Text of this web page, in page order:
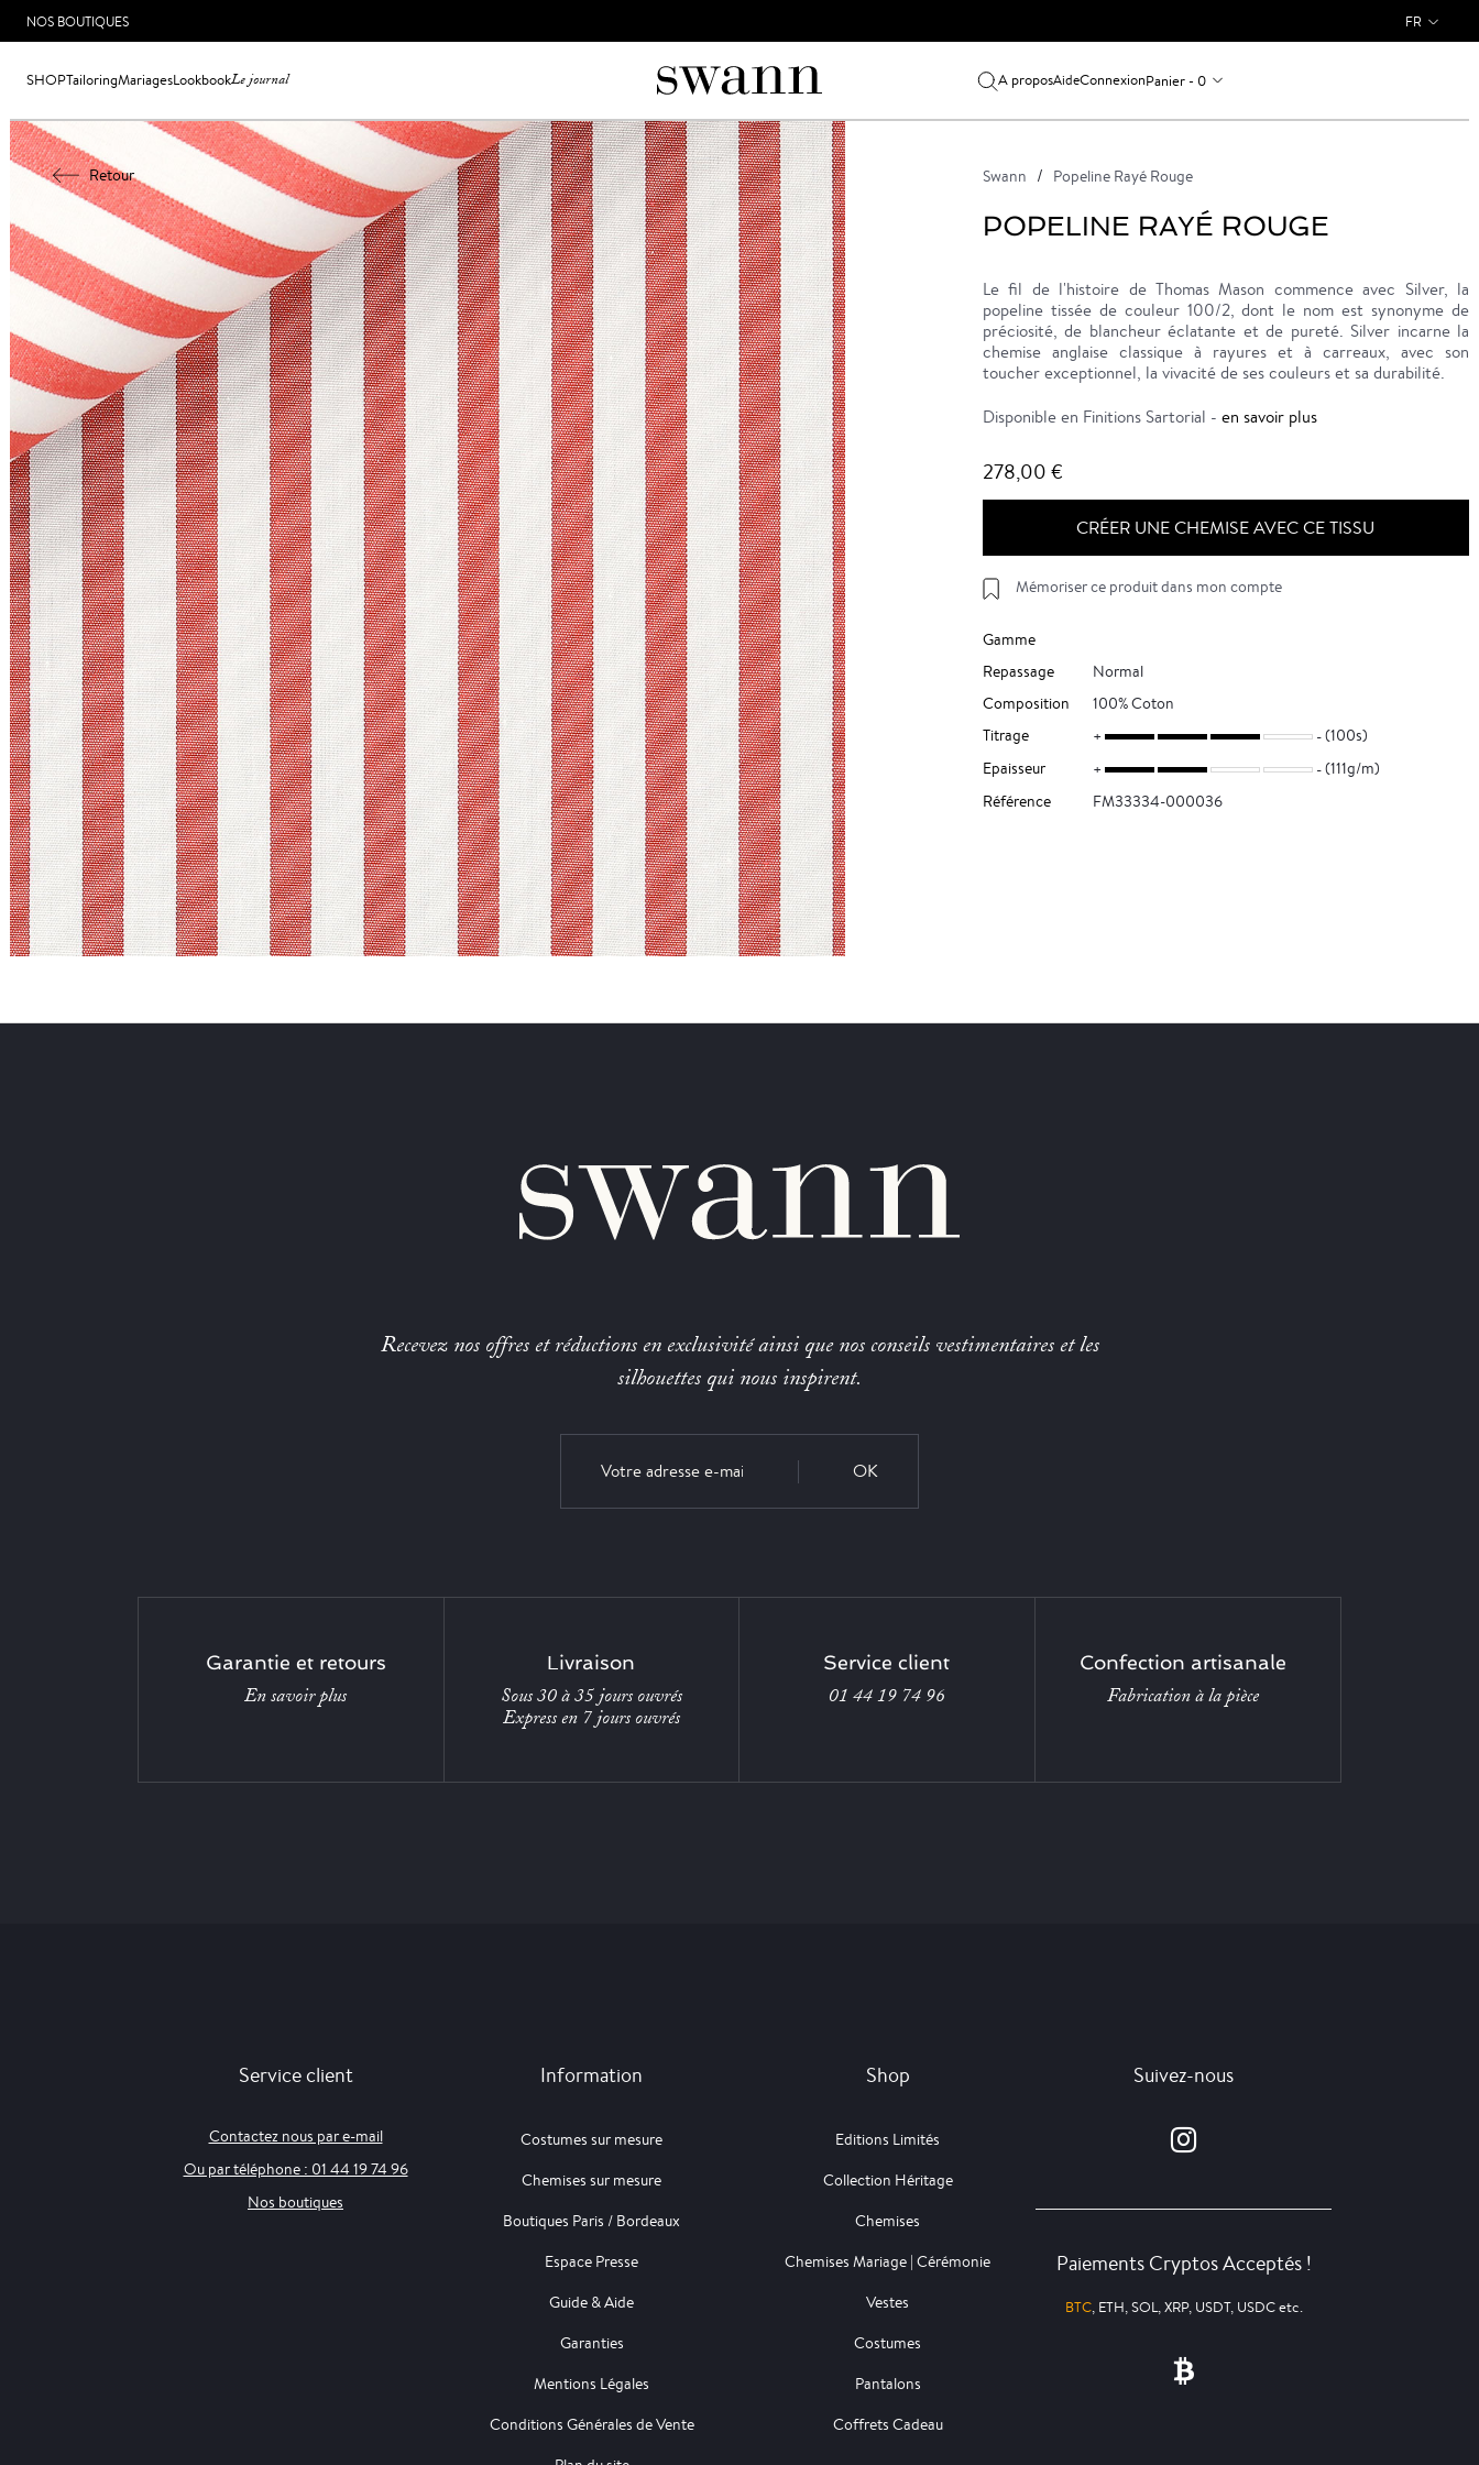
NOS BOUTIQUES FR
SHOPTailoringMariagesLookbookLe journal A proposAideConnexionPanier - 0
Retour Swann Popeline Rayé Rouge
POPELINE RAYÉ ROUGE
Le fil de l'histoire de Thomas Mason commence avec Silver, la
popeline tissée de couleur 100/2, dont le nom est synonyme de
préciosité, de blancheur éclatante et de pureté. Silver incarne la
chemise anglaise classique à rayures et à carreaux, avec son
toucher exceptionnel, la vivacité de ses couleurs et sa durabilité.
Disponible en Finitions Sartorial - en savoir plus
278,00 €
CRÉER UNE CHEMISE AVEC CE TISSU
Mémoriser ce produit dans mon compte
Gamme
Repassage
Normal
Composition
100% Coton
Titrage
(100s)
Epaisseur
(111g/m)
Référence
FM33334-000036
Recevez nos offres et réductions en exclusivité ainsi que nos conseils vestimentaires et les
silhouettes qui nous inspirent.
OK
Garantie et retours
En savoir plus
Livraison
Sous 30 à 35 jours ouvrés
Express en 7 jours ouvrés
Service client
01 44 19 74 96
Confection artisanale
Fabrication à la pièce
Service client
Contactez nous par e-mail
Ou par téléphone : 01 44 19 74 96
Nos boutiques
Information
Costumes sur mesure
Chemises sur mesure
Boutiques Paris / Bordeaux
Espace Presse
Guide & Aide
Garanties
Mentions Légales
Conditions Générales de Vente
Shop
Editions Limités
Collection Héritage
Chemises
Chemises Mariage | Cérémonie
Vestes
Costumes
Pantalons
Coffrets Cadeau
Suivez-nous
Paiements Cryptos Acceptés !
BTC, ETH, SOL, XRP, USDT, USDC etc.